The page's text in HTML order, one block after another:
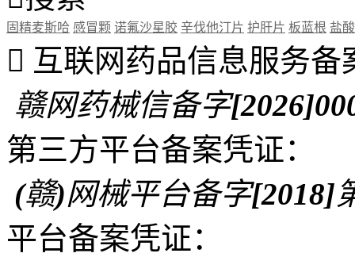
固精麦斯哈 感冒颗 诺氟沙星胶 辛伐他汀片 护肝片 板蓝根 盐
 互联网药品信息服务备
赣网药械信备字
第三方平台备案凭证：
(赣)网械平台备字[2018]
平台备案凭证：